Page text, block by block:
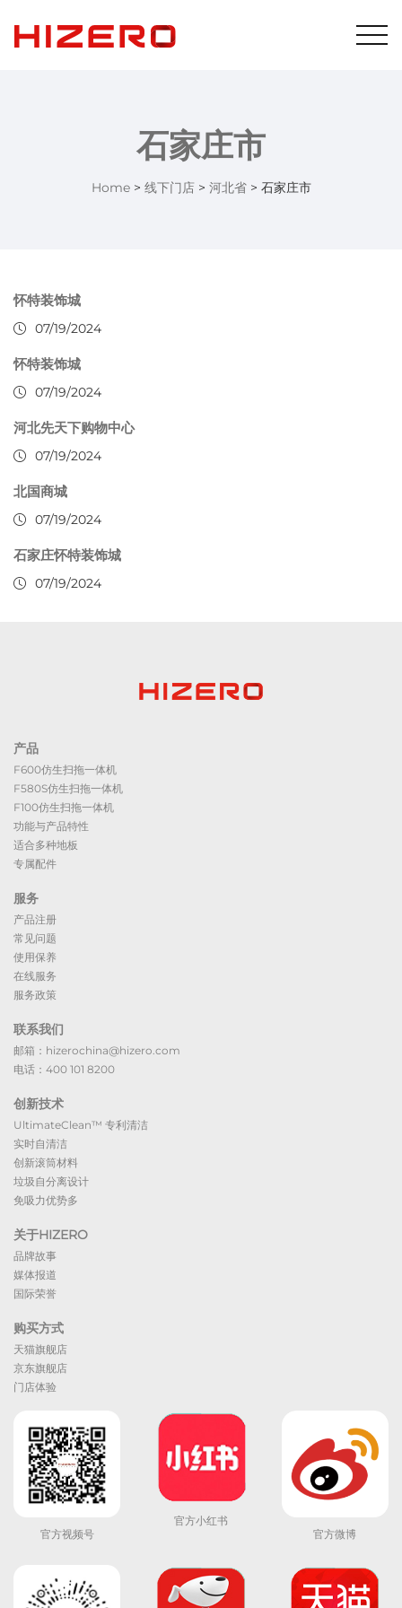
石家庄市
Home> 线下门店> 河北省> 石家庄市
怀特装饰城
07/19/2024
怀特装饰城
07/19/2024
河北先天下购物中心
07/19/2024
北国商城
07/19/2024
石家庄怀特装饰城
07/19/2024
产品
F600仿生扫拖一体机
F580S仿生扫拖一体机
F100仿生扫拖一体机
功能与产品特性
适合多种地板
专属配件
服务
产品注册
常见问题
使用保养
在线服务
服务政策
联系我们
邮箱：hizerochina@hizero.com
电话：400 101 8200
创新技术
UltimateClean™ 专利清洁
实时自清洁
创新滚筒材料
垃圾自分离设计
免吸力优势多
关于HIZERO
品牌故事
媒体报道
国际荣誉
购买方式
天猫旗舰店
京东旗舰店
门店体验
官方视频号
官方小红书
官方微博